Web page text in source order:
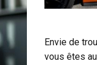
Envie de
vous êtes